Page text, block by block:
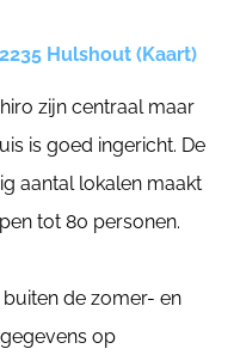
Hulshout (Kaart)
zijn centraal maar
is goed ingericht. De
aantal lokalen maakt
tot 80 personen.
de zomer- en
op